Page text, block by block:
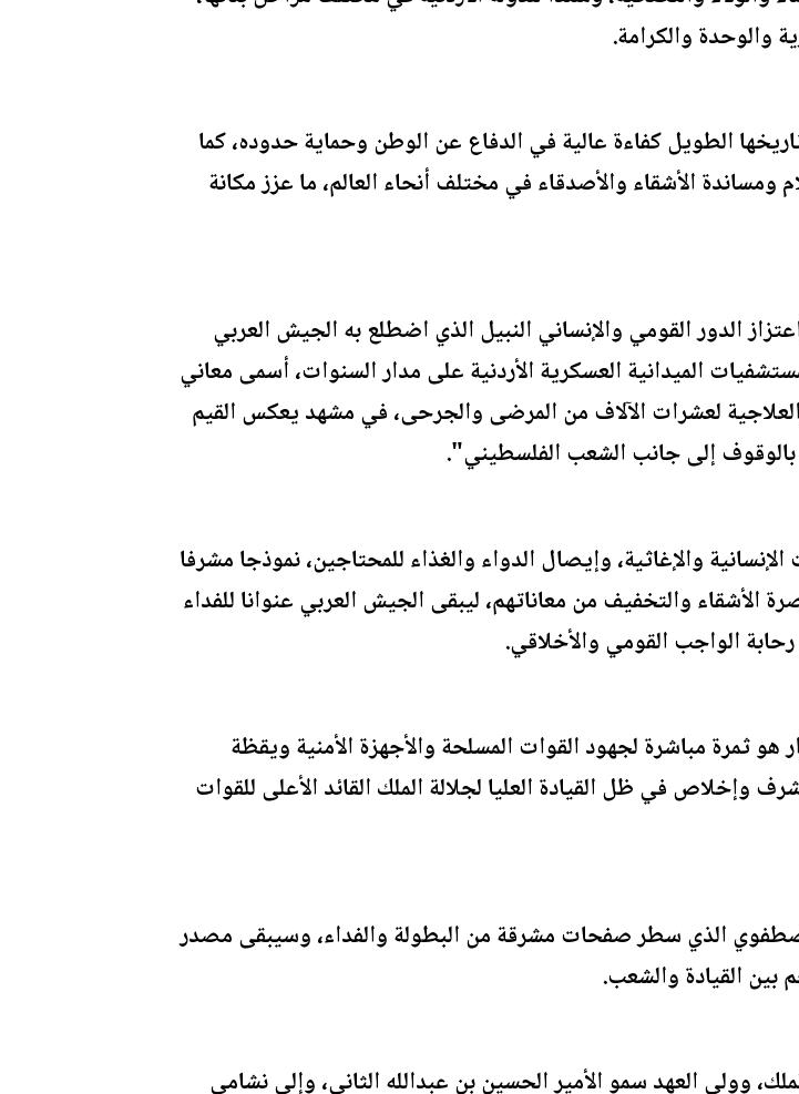
والوحدة والكرامة.
الطويل كفاءة عالية في الدفاع عن الوطن وحماية حدوده، كما
الأشقاء والأصدقاء في مختلف أنحاء العالم، ما عزز مكانة
الدور القومي والإنساني النبيل الذي اضطلع به الجيش العربي
الميدانية العسكرية الأردنية على مدار السنوات، أسمى معاني
لعشرات الآلاف من المرضى والجرحى، في مشهد يعكس القيم
بالوقوف إلى جانب الشعب الفلسطيني".
والإغاثية، وإيصال الدواء والغذاء للمحتاجين، نموذجا مشرفا
الأشقاء والتخفيف من معاناتهم، ليبقى الجيش العربي عنوانا للفداء
الواجب القومي والأخلاقي.
هو ثمرة مباشرة لجهود القوات المسلحة والأجهزة الأمنية ويقظة
وإخلاص في ظل القيادة العليا لجلالة الملك القائد الأعلى للقوات
الذي سطر صفحات مشرقة من البطولة والفداء، وسيبقى مصدر
بين القيادة والشعب.
وولي العهد سمو الأمير الحسين بن عبدالله الثاني، وإلى نشامى